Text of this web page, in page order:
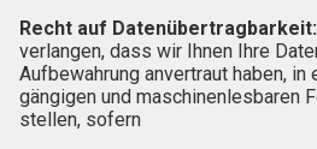
Recht auf Datenübertragbarkeit:
verlangen, dass wir Ihnen Ihre
Aufbewahrung anvertraut haben, in
gängigen und maschinenlesbaren
stellen, sofern